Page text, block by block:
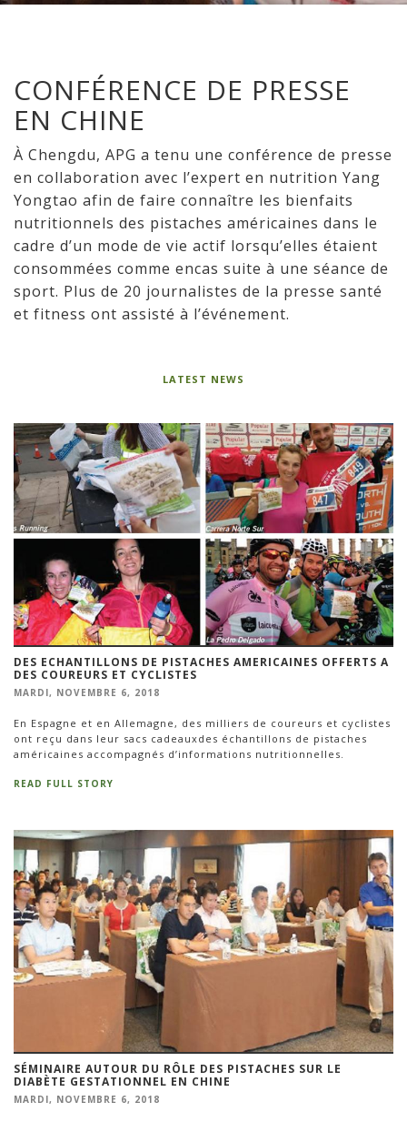
CONFÉRENCE DE PRESSE
EN CHINE
À Chengdu, APG a tenu une conférence de presse
en collaboration avec l’expert en nutrition Yang
Yongtao afin de faire connaître les bienfaits
nutritionnels des pistaches américaines dans le
cadre d’un mode de vie actif lorsqu’elles étaient
consommées comme encas suite à une séance de
sport. Plus de 20 journalistes de la presse santé
et fitness ont assisté à l’événement.
LATEST NEWS
DES ECHANTILLONS DE PISTACHES AMERICAINES OFFERTS A
DES COUREURS ET CYCLISTES
MARDI, NOVEMBRE 6, 2018
En Espagne et en Allemagne, des milliers de coureurs et cyclistes
ont reçu dans leur sacs cadeauxdes échantillons de pistaches
américaines accompagnés d’informations nutritionnelles.
READ FULL STORY
SÉMINAIRE AUTOUR DU RÔLE DES PISTACHES SUR LE
DIABÈTE GESTATIONNEL EN CHINE
MARDI, NOVEMBRE 6, 2018